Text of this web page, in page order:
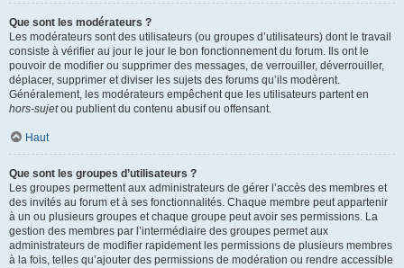
Que sont les modérateurs ?
Les modérateurs sont des utilisateurs (ou groupes d’utilisateurs) dont le travail
consiste à vérifier au jour le jour le bon fonctionnement du forum. Ils ont le
pouvoir de modifier ou supprimer des messages, de verrouiller, déverrouiller,
déplacer, supprimer et diviser les sujets des forums qu’ils modèrent.
Généralement, les modérateurs empêchent que les utilisateurs partent en
hors-sujetou publient du contenu abusif ou offensant.
Haut
Que sont les groupes d’utilisateurs ?
Les groupes permettent aux administrateurs de gérer l’accès des membres et
des invités au forum et à ses fonctionnalités. Chaque membre peut appartenir
à un ou plusieurs groupes et chaque groupe peut avoir ses permissions. La
gestion des membres par l’intermédiaire des groupes permet aux
administrateurs de modifier rapidement les permissions de plusieurs membres
à la fois, telles qu’ajouter des permissions de modération ou rendre accessible